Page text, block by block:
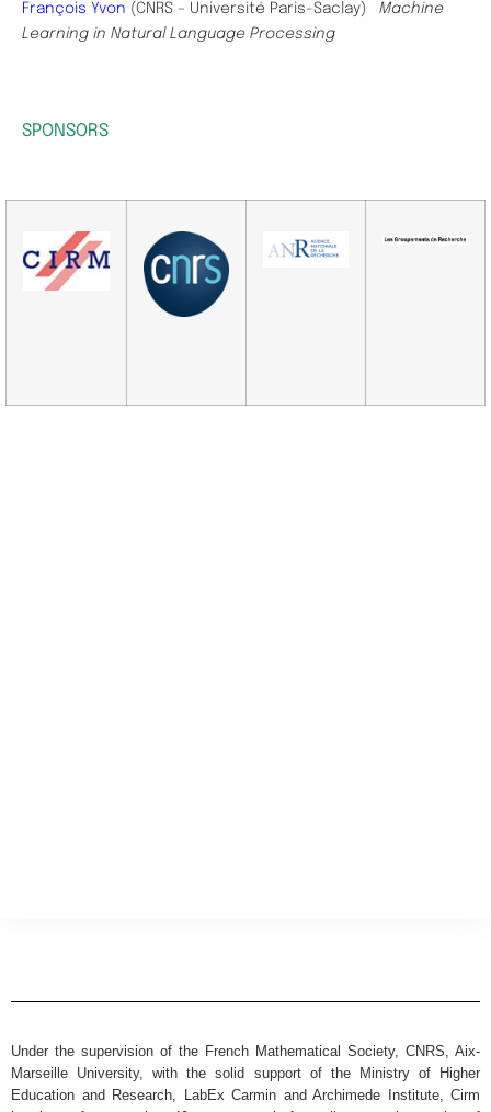
François Yvon (CNRS – Université Paris-Saclay) Machine
Learning in Natural Language Processing
SPONSORS
Under the supervision of the French Mathematical Society, CNRS, Aix-
Marseille University, with the solid support of the Ministry of Higher
Education and Research, LabEx Carmin and Archimede Institute, Cirm